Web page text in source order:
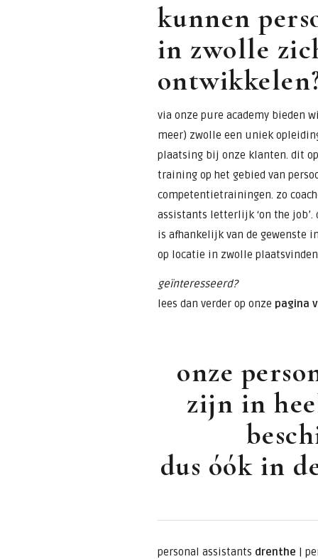
kunnen
in zwolle
via onze pure academy bieden
meer) zwolle een uniek
plaatsing bij onze klanten. dit
training op het gebied van
competentietrainingen. zo
assistants letterlijk ‘on the
is afhankelijk van de gewenste
op locatie in zwolle
geïnteresseerd?
lees dan verder op onze pagina
onze
zijn in
dus óók in
personal assistants drenthe |